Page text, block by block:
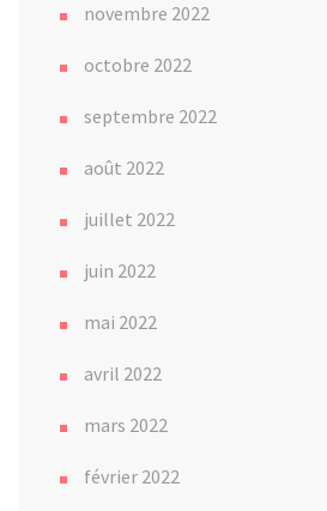
novembre 2022
octobre 2022
septembre 2022
août 2022
juillet 2022
juin 2022
mai 2022
avril 2022
mars 2022
février 2022